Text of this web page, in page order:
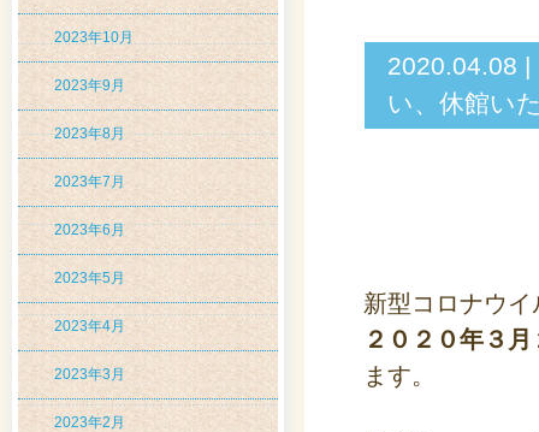
2023年10月
2023年9月
2023年8月
2023年7月
2023年6月
2023年5月
2023年4月
2023年3月
2023年2月
2020.04.08
い、休館い
新型コロナウ
２０２０年３
ます。